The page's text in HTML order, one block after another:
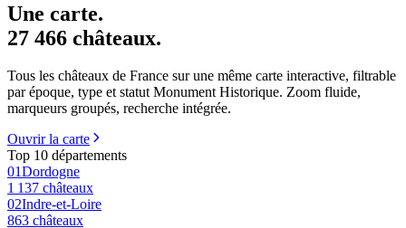
Une carte.
27 466 châteaux.
Tous les châteaux de France sur une même carte interactive, filtrable
par époque, type et statut Monument Historique. Zoom fluide,
marqueurs groupés, recherche intégrée.
Ouvrir la carte
Top 10 départements
01Dordogne
1 137 châteaux
02Indre-et-Loire
863 châteaux